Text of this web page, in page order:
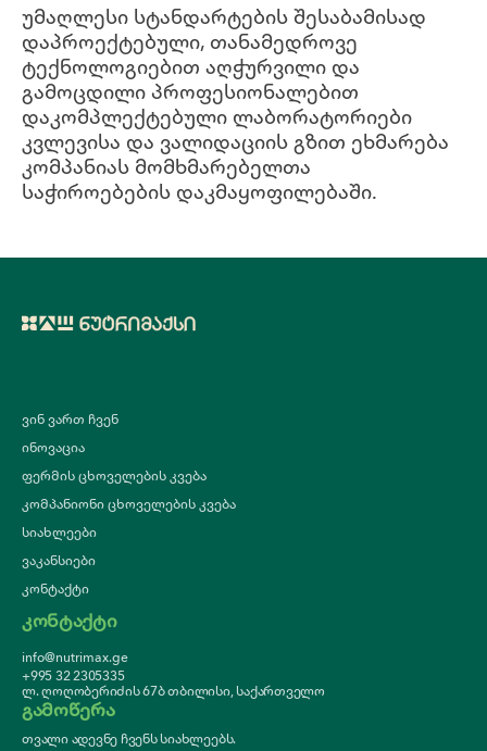
უმაღლესი სტანდარტების შესაბამისად
დაპროექტებული, თანამედროვე
ტექნოლოგიებით აღჭურვილი და
გამოცდილი პროფესიონალებით
დაკომპლექტებული ლაბორატორიები
კვლევისა და ვალიდაციის გზით ეხმარება
კომპანიას მომხმარებელთა
საჭიროებების დაკმაყოფილებაში.
ვინ ვართ ჩვენ
ინოვაცია
ფერმის ცხოველების კვება
კომპანიონი ცხოველების კვება
სიახლეები
ვაკანსიები
კონტაქტი
კონტაქტი
info@nutrimax.ge
+995 32 2305335
ლ. ღოღობერიძის 67ბ თბილისი, საქართველო
გამოწერა
თვალი ადევნე ჩვენს სიახლეებს.